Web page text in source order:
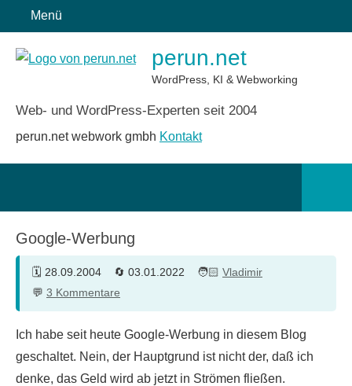
Inhalt
springen
Menü
perun.net
WordPress, KI & Webworking
Web- und WordPress-Experten seit 2004
perun.net webwork gmbh Kontakt
Google-Werbung
28.09.2004 03.01.2022
Vladimir
3 Kommentare
Ich habe seit heute Google-Werbung in diesem Blog
geschaltet. Nein, der Hauptgrund ist nicht der, daß ich
denke, das Geld wird ab jetzt in Strömen fließen.